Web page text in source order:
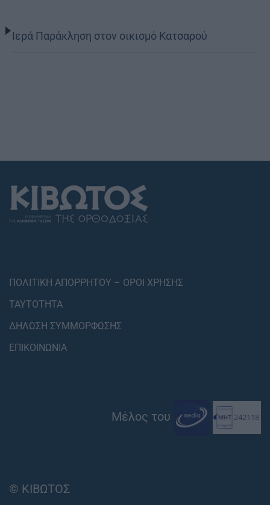
Ιερά Παράκληση στον οικισμό Κατσαρού
ΠΟΛΙΤΙΚΗ ΑΠΟΡΡΗΤΟΥ – ΟΡΟΙ ΧΡΗΣΗΣ
ΤΑΥΤΟΤΗΤΑ
ΔΗΛΩΣΗ ΣΥΜΜΟΡΦΩΣΗΣ
ΕΠΙΚΟΙΝΩΝΙΑ
Μέλος του
© ΚΙΒΩΤΟΣ